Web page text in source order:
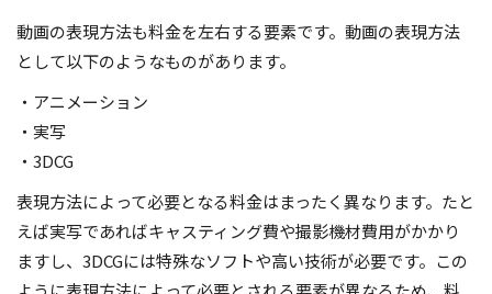
動画の表現方法も料金を左右する要素です。動画の表現方法
として以下のようなものがあります。
・アニメーション
・実写
・3DCG
表現方法によって必要となる料金はまったく異なります。たと
えば実写であればキャスティング費や撮影機材費用がかかり
ますし、3DCGには特殊なソフトや高い技術が必要です。この